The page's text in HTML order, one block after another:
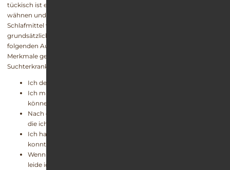
tückisch ist es, dass sich die Betroffenen auf der sicheren Seite
wähnen und das Suchtrisiko fälschlicherweise unterschätzen, da die
Schlafmittel von einem Arzt verordnet werden. Daher sollte
grundsätzlich jeder, der Präparate wie Zoldem® einnimmt, über die
folgenden Aussagen genau nachdenken. Treten mehrere der
Merkmale gemeinsam auf, kann bzw. muss von einer
Suchterkrankung ausgegangen werden.
Ich denke häufig an die Einnahme von Zolpidem.
Ich muss die Dosis regelmäßig erhöhen, um schlafen zu
können.
Nach der Einnahme treten verschiedene Nebenwirkungen auf,
die ich jedoch in Kauf nehme.
Ich habe schon einmal versucht das Schlafmittel abzusetzen,
konnte dies aber nicht dauerhaft durchhalten.
Wenn ich einmal vergesse Zolpidem pünktlich einzunehmen,
leide ich unter Entzugserscheinungen (wie Verstärkung der